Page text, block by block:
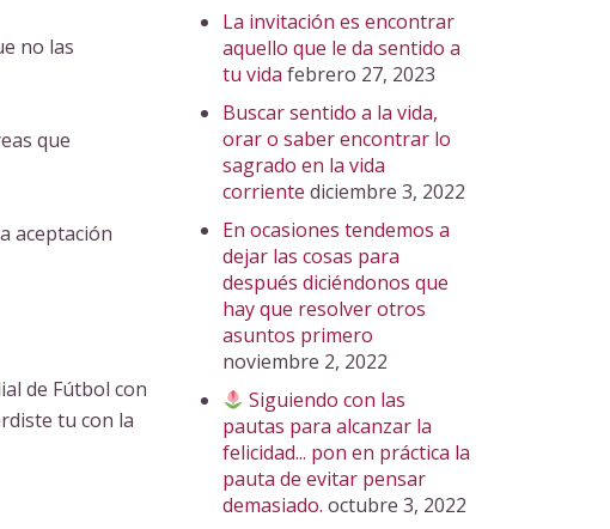
no las
que
aceptación
de Fútbol con
tu con la
La invitación es encontrar
aquello que le da sentido a
tu vida febrero 27, 2023
Buscar sentido a la vida,
orar o saber encontrar lo
sagrado en la vida
corriente diciembre 3, 2022
En ocasiones tendemos a
dejar las cosas para
después diciéndonos que
hay que resolver otros
asuntos primero
noviembre 2, 2022
Siguiendo con las
pautas para alcanzar la
felicidad... pon en práctica la
pauta de evitar pensar
demasiado. octubre 3, 2022